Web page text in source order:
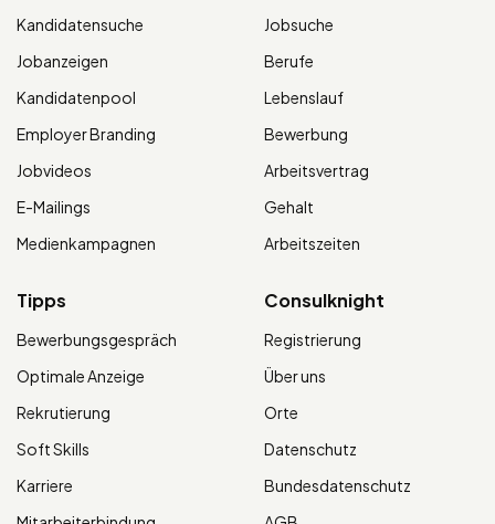
Kandidatensuche
Jobanzeigen
Kandidatenpool
Employer Branding
Jobvideos
E-Mailings
Medienkampagnen
Jobsuche
Berufe
Lebenslauf
Bewerbung
Arbeitsvertrag
Gehalt
Arbeitszeiten
Tipps
Bewerbungsgespräch
Optimale Anzeige
Rekrutierung
Soft Skills
Karriere
Consulknight
Registrierung
Über uns
Orte
Datenschutz
Bundesdatenschutz